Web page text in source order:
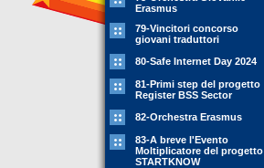
Erasmus
79-Vincitori concorso
giovani traduttori
80-Safe Internet Day 2024
81-Primi step del progetto
Register BSS Sector
82-Orchestra Erasmus
83-A breve l'Evento
Moltiplicatore del progetto
STARTKNOW